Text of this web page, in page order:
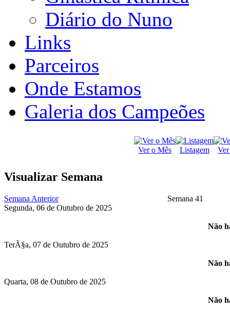
Diário do Nuno
Links
Parceiros
Onde Estamos
Galeria dos Campeões
Ver o Mês Listagem
Visualizar Semana
Semana Anterior
Semana 41
Segunda, 06 de Outubro de 2025
Não
TerÃ§a, 07 de Outubro de 2025
Não
Quarta, 08 de Outubro de 2025
Não